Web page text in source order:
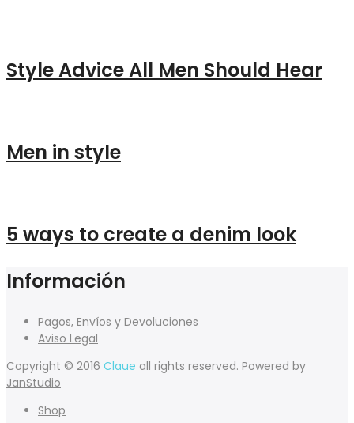
Style Advice All Men Should Hear
Men in style
5 ways to create a denim look
Información
Pagos, Envíos y Devoluciones
Aviso Legal
Copyright © 2016 Claue all rights reserved. Powered by
JanStudio
Shop